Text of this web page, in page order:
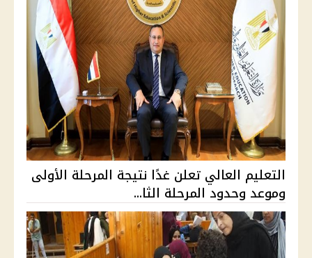
التعليم العالي تعلن غدًا نتيجة المرحلة الأولى
وموعد وحدود المرحلة الثا...